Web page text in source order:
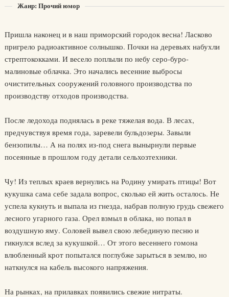
Жанр: Прочий юмор
Пришла наконец и в наш приморский городок весна! Ласково
пригрело радиоактивное солнышко. Почки на деревьях набухли
стрептококками. И весело поплыли по небу серо-буро-
малиновые облачка. Это начались весенние выбросы
очистительных сооружений головного производства по
производству отходов производства.
После ледохода поднялась в реке тяжелая вода. В лесах,
предчувствуя время года, заревели бульдозеры. Завыли
бензопилы… А на полях из-под снега вынырнули первые
посеянные в прошлом году детали сельхозтехники.
Чу! Из теплых краев вернулись на Родину умирать птицы! Вот
кукушка сама себе задала вопрос, сколько ей жить осталось. Не
успела кукнуть и выпала из гнезда, набрав полную грудь свежего
лесного угарного газа. Орел взмыл в облака, но попал в
воздушную яму. Соловей вывел свою лебединую песню и
гикнулся вслед за кукушкой… От этого весеннего гомона
влюбленный крот попытался поглубже зарыться в землю, но
наткнулся на кабель высокого напряжения.
На рынках, на прилавках появились свежие нитраты.